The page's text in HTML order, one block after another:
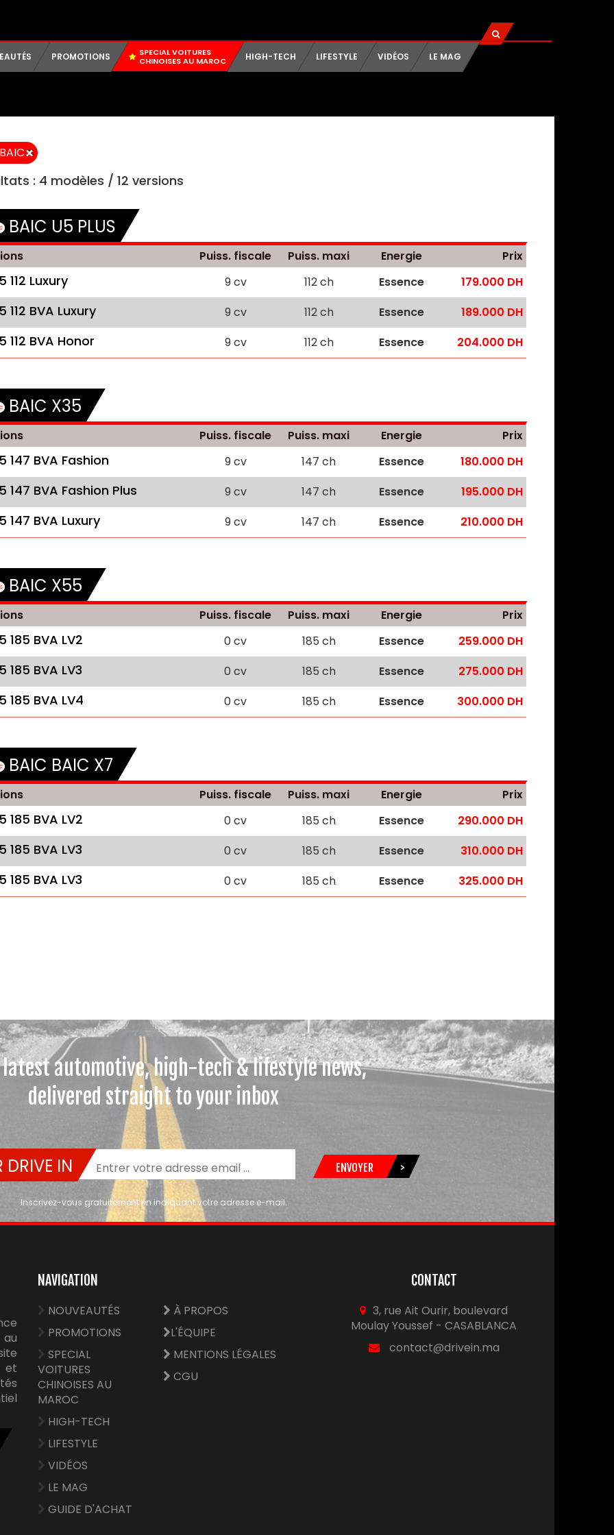
PROMOTIONS
SPECIAL VOITURES
CHINOISES AU MAROC
HIGH-TECH LIFESTYLE VIDÉOS LE MAG
×
: 4 modèles / 12 versions
BAIC U5 PLUS
Puiss. fiscale Puiss. maxi Energie Prix
112 Luxury 9 cv 112 ch Essence 179.000 DH
112 BVA Luxury 9 cv 112 ch Essence 189.000 DH
112 BVA Honor 9 cv 112 ch Essence 204.000 DH
BAIC X35
Puiss. fiscale Puiss. maxi Energie Prix
147 BVA Fashion 9 cv 147 ch Essence 180.000 DH
147 BVA Fashion Plus 9 cv 147 ch Essence 195.000 DH
147 BVA Luxury 9 cv 147 ch Essence 210.000 DH
BAIC X55
Puiss. fiscale Puiss. maxi Energie Prix
185 BVA LV2 0 cv 185 ch Essence 259.000 DH
185 BVA LV3 0 cv 185 ch Essence 275.000 DH
185 BVA LV4 0 cv 185 ch Essence 300.000 DH
BAIC BAIC X7
Puiss. fiscale Puiss. maxi Energie Prix
185 BVA LV2 0 cv 185 ch Essence 290.000 DH
185 BVA LV3 0 cv 185 ch Essence 310.000 DH
185 BVA LV3 0 cv 185 ch Essence 325.000 DH
automotive, high-tech & lifestyle news,
delivered straight to your inbox
DRIVE IN ENVOYER >
Inscrivez-vous gratuitement en indiquant votre adresse e-mail.
et
NAVIGATION
NOUVEAUTÉS
PROMOTIONS
SPECIAL
VOITURES
CHINOISES AU
MAROC
HIGH-TECH
LIFESTYLE
VIDÉOS
LE MAG
GUIDE D'ACHAT
À PROPOS
L'ÉQUIPE
MENTIONS LÉGALES
CGU
CONTACT
3, rue Ait Ourir, boulevard
Moulay Youssef - CASABLANCA
contact@drivein.ma